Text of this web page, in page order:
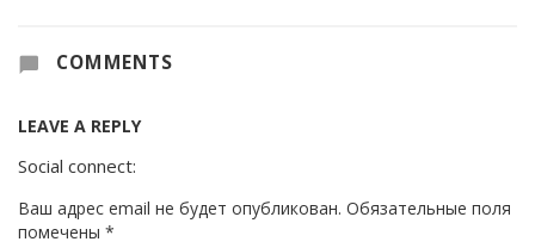
COMMENTS
LEAVE A REPLY
Social connect:
Ваш адрес email не будет опубликован. Обязательные поля
помечены *